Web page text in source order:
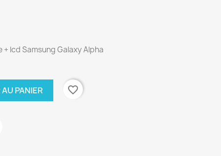
lcd Samsung Galaxy Alpha
PANIER favorite_border